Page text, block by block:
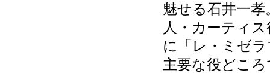
魅せる石井一
人・カーティ
に「レ・ミゼ
主要な役どこ